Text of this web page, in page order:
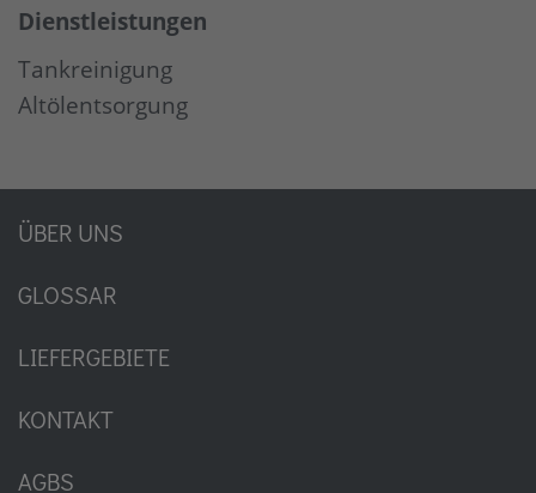
Dienstleistungen
Tankreinigung
Altölentsorgung
ÜBER UNS
GLOSSAR
LIEFERGEBIETE
KONTAKT
AGBS